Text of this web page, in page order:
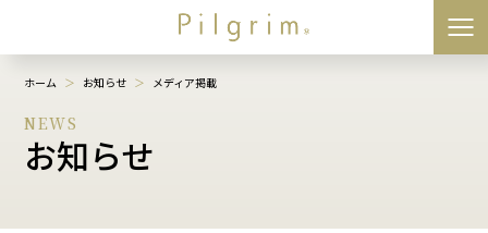
ホーム ＞ お知らせ ＞ メディア掲載
NEWS
お知らせ